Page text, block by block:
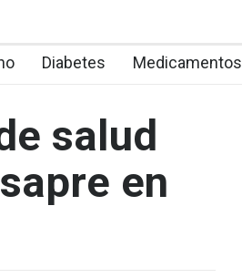
Diabetes Medicamentos
salud
en